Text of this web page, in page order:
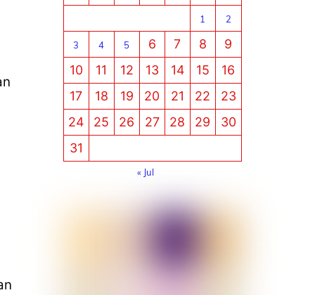
1 2
3 4 5 6 7 8
9
10
11 12 13 14 15
16
17
18 19 20 21 22
23
24
25 26 27 28 29
30
31
« Jul